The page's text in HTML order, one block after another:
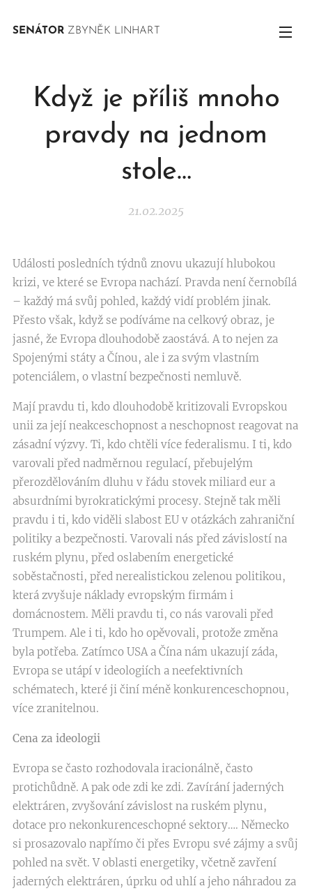
SENÁTOR ZBYNĚK LINHART
Když je příliš mnoho
pravdy na jednom
stole…
21.02.2025
Události posledních týdnů znovu ukazují hlubokou
krizi, ve které se Evropa nachází. Pravda není černobílá
– každý má svůj pohled, každý vidí problém jinak.
Přesto však, když se podíváme na celkový obraz, je
jasné, že Evropa dlouhodobě zaostává. A to nejen za
Spojenými státy a Čínou, ale i za svým vlastním
potenciálem, o vlastní bezpečnosti nemluvě.
Mají pravdu ti, kdo dlouhodobě kritizovali Evropskou
unii za její neakceschopnost a neschopnost reagovat na
zásadní výzvy. Ti, kdo chtěli více federalismu. I ti, kdo
varovali před nadměrnou regulací, přebujelým
přerozdělováním dluhu v řádu stovek miliard eur a
absurdními byrokratickými procesy. Stejně tak měli
pravdu i ti, kdo viděli slabost EU v otázkách zahraniční
politiky a bezpečnosti. Varovali nás před závislostí na
ruském plynu, před oslabením energetické
soběstačnosti, před nerealistickou zelenou politikou,
která zvyšuje náklady evropským firmám i
domácnostem. Měli pravdu ti, co nás varovali před
Trumpem. Ale i ti, kdo ho opěvovali, protože změna
byla potřeba. Zatímco USA a Čína nám ukazují záda,
Evropa se utápí v ideologiích a neefektivních
schématech, které ji činí méně konkurenceschopnou,
více zranitelnou.
Cena za ideologii
Evropa se často rozhodovala iracionálně, často
protichůdně. A pak ode zdi ke zdi. Zavírání jaderných
elektráren, zvyšování závislost na ruském plynu,
dotace pro nekonkurenceschopné sektory…. Německo
si prosazovalo napřímo či přes Evropu své zájmy a svůj
pohled na svět. V oblasti energetiky, včetně zavření
jaderných elektráren, úprku od uhlí a jeho náhradou za